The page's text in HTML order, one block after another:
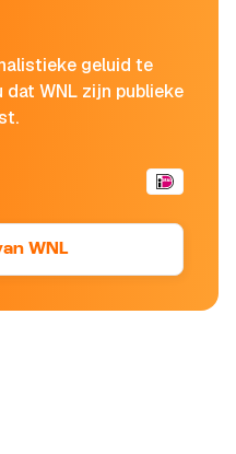
geluid te
WNL zijn publieke
WNL